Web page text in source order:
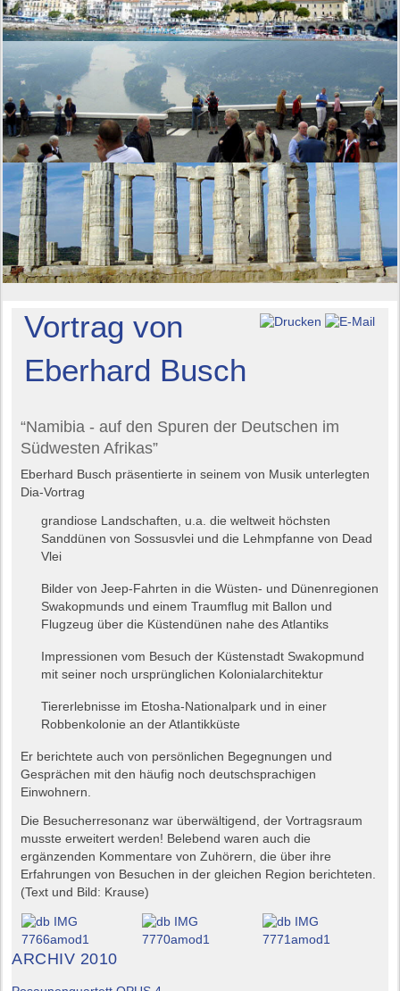
Vortrag von
Eberhard Busch
“Namibia - auf den Spuren der Deutschen im
Südwesten Afrikas”
Eberhard Busch präsentierte in seinem von Musik unterlegten
Dia-Vortrag
grandiose Landschaften, u.a. die weltweit höchsten
Sanddünen von Sossusvlei und die Lehmpfanne von Dead
Vlei
Bilder von Jeep-Fahrten in die Wüsten- und Dünenregionen
Swakopmunds und einem Traumflug mit Ballon und
Flugzeug über die Küstendünen nahe des Atlantiks
Impressionen vom Besuch der Küstenstadt Swakopmund
mit seiner noch ursprünglichen Kolonialarchitektur
Tiererlebnisse im Etosha-Nationalpark und in einer
Robbenkolonie an der Atlantikküste
Er berichtete auch von persönlichen Begegnungen und
Gesprächen mit den häufig noch deutschsprachigen
Einwohnern.
Die Besucherresonanz war überwältigend, der Vortragsraum
musste erweitert werden! Belebend waren auch die
ergänzenden Kommentare von Zuhörern, die über ihre
Erfahrungen von Besuchen in der gleichen Region berichteten.
(Text und Bild: Krause)
ARCHIV 2010